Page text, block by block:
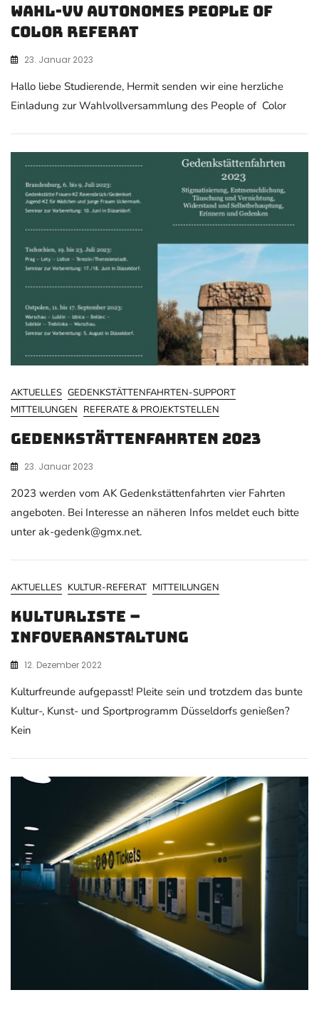
Wahl-VV autonomes People of
Color Referat
23. Januar 2023
Hallo liebe Studierende, Hermit senden wir eine herzliche
Einladung zur Wahlvollversammlung des People of Color
AKTUELLES GEDENKSTÄTTENFAHRTEN-SUPPORT
MITTEILUNGEN REFERATE & PROJEKTSTELLEN
Gedenkstättenfahrten 2023
23. Januar 2023
2023 werden vom AK Gedenkstättenfahrten vier Fahrten
angeboten. Bei Interesse an näheren Infos meldet euch bitte
unter ak-gedenk@gmx.net.
AKTUELLES KULTUR-REFERAT MITTEILUNGEN
Kulturliste –
Infoveranstaltung
12. Dezember 2022
Kulturfreunde aufgepasst! Pleite sein und trotzdem das bunte
Kultur-, Kunst- und Sportprogramm Düsseldorfs genießen?
Kein